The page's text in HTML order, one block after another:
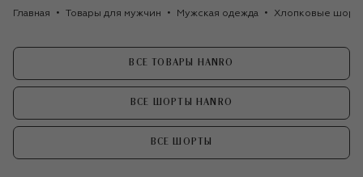
Главная Товары для мужчин Мужская одежда Хлопковые
ВСЕ ТОВАРЫ HANRO
ВСЕ ШОРТЫ HANRO
ВСЕ ШОРТЫ